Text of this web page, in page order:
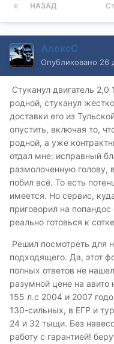
НАЗАД
АлексС
Опубликовано 26
Стуканул двигатель
родной, стуканул
доставки его из
опустить, включая то,
родной, а уже
отдал мне: исправный
размолоченную голову,
побил всё. То есть
имеется. Но сервис,
приговорил на
реально готовься к
Решил посмотреть для
подходящего. Да, этот
полных ответов не
разумной цене на авито
155 л.с 2004 и 2007
130-сильных, в ЕГР и
24 и 32 тыщи. Без
работу с гарантией!